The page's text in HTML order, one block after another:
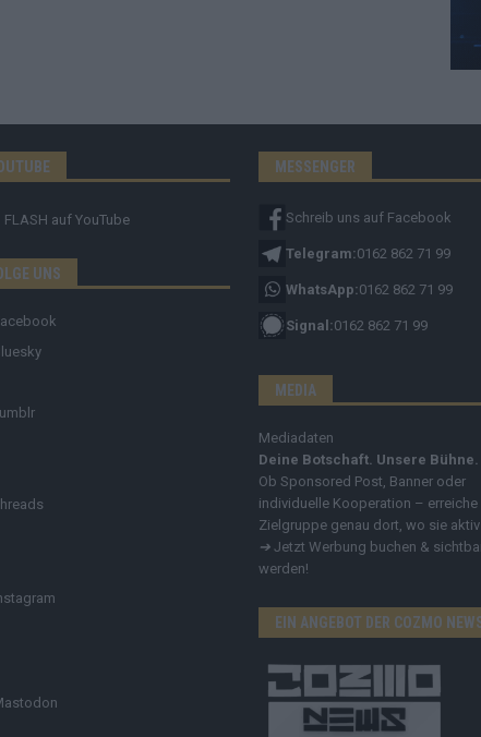
FLASH auf YouTube
UNS
MESSENGER
Schreib uns auf Facebook
Telegram:0162 862 71 99
WhatsApp:0162 862 71 99
Signal:0162 862 71 99
MEDIA
Mediadaten
Deine Botschaft. Unsere Bühne.
Ob Sponsored Post, Banner oder
individuelle Kooperation – erreiche
Zielgruppe genau dort, wo sie
➔ Jetzt Werbung buchen &
werden!
EIN ANGEBOT DER COZMO